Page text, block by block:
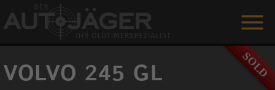
ANGEBOTE
VOLVO 245 GL